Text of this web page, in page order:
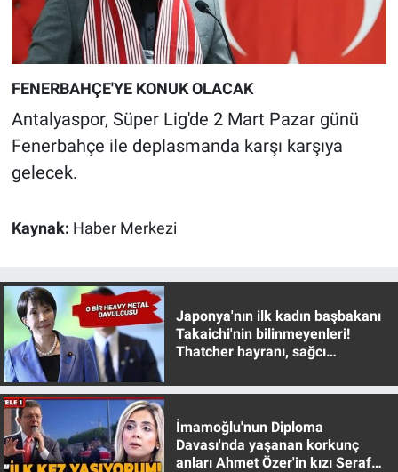
FENERBAHÇE'YE KONUK OLACAK
Antalyaspor, Süper Lig'de 2 Mart Pazar günü
Fenerbahçe ile deplasmanda karşı karşıya
gelecek.
Kaynak: Haber Merkezi
Japonya'nın ilk kadın başbakanı
Takaichi'nin bilinmeyenleri!
Thatcher hayranı, sağcı
İmamoğlu'nun Diploma
Davası'nda yaşanan korkunç
anları Ahmet Özer'in kızı Seraf
Yerel Gündem
Yerel Yaşam
Canlı Yayın